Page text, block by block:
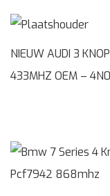
NIEUW AUDI 3
433MHZ OEM –